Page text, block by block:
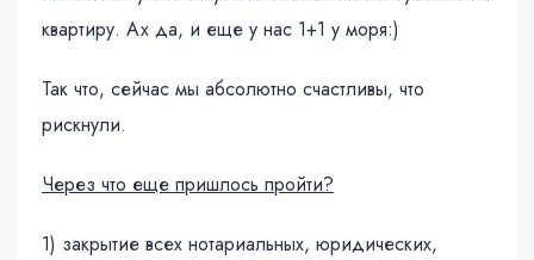
квартиру. Ах да, и еще у нас 1+1 у моря:)
Так что, сейчас мы абсолютно счастливы, что
рискнули.
Через что еще пришлось пройти?
1) закрытие всех нотариальных, юридических,